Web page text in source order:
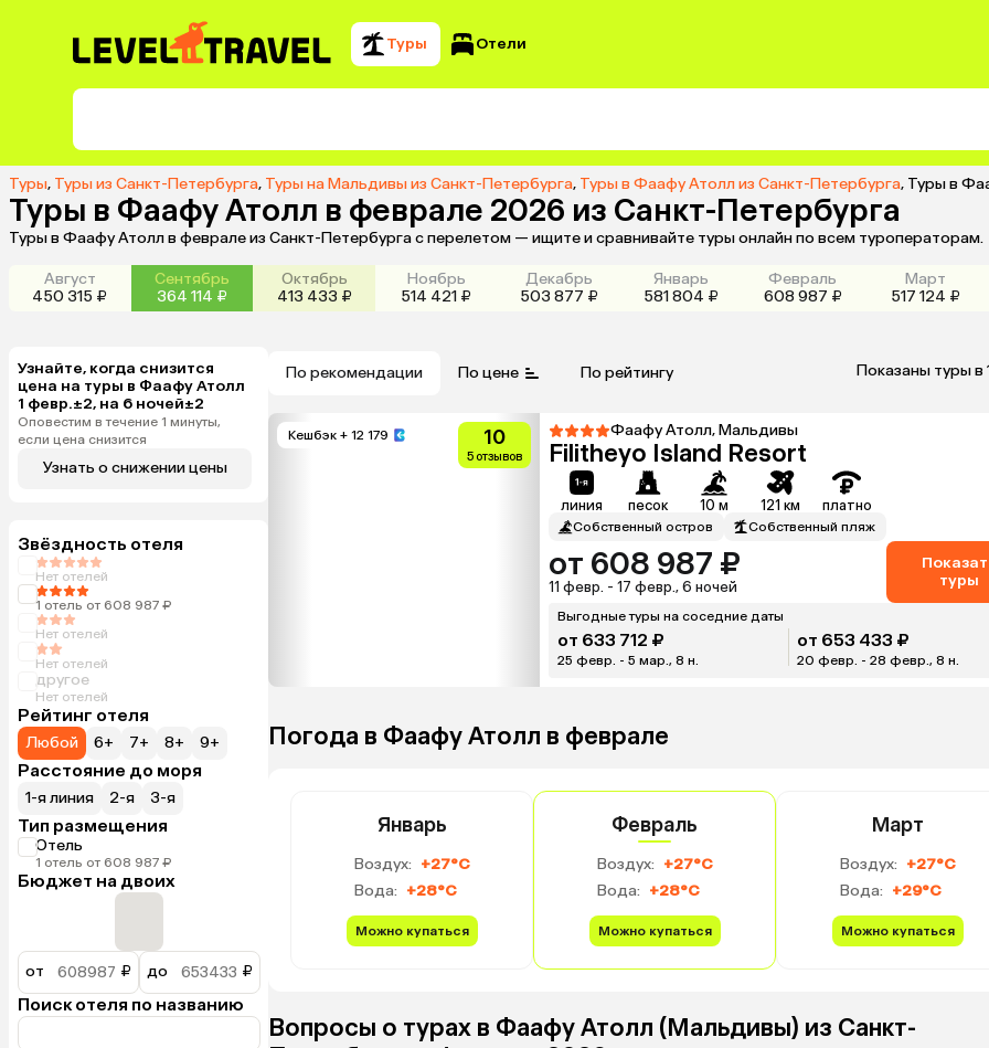
Туры Отели
Туры, Туры из Санкт-Петербурга, Туры на Мальдивы из Санкт-Петербурга, Туры в Фаафу Атолл из Санкт-Петербурга, Туры в
Туры в Фаафу Атолл в феврале 2026 из Санкт-Петербурга
Туры в Фаафу Атолл в феврале из Санкт-Петербурга с перелетом — ищите и сравнивайте туры онлайн по всем туроператорам.
Август
450 315 ₽
Сентябрь
364 114 ₽
Октябрь
413 433 ₽
Ноябрь
514 421 ₽
Декабрь
503 877 ₽
Январь
581 804 ₽
Февраль
608 987 ₽
Март
517 124 ₽
Узнайте, когда снизится
цена на туры в Фаафу Атолл
1 февр.±2, на 6 ночей±2
Оповестим в течение 1 минуты,
если цена снизится
Узнать о снижении цены
Звёздность отеля
Нет отелей
1 отель от 608 987 ₽
Нет отелей
Нет отелей
другое
Нет отелей
Рейтинг отеля
Любой 6+ 7+ 8+ 9+
Расстояние до моря
1-я линия 2-я 3-я
Тип размещения
Отель
1 отель от 608 987 ₽
Бюджет на двоих
от ₽ до ₽
Поиск отеля по названию
По рекомендации По цене По рейтингу Показаны туры в
Кешбэк + 12 179 10
5 отзывов
Фаафу Атолл, Мальдивы
Filitheyo Island Resort
линия песок 10 м 121 км платно
Собственный остров Собственный пляж
от 608 987 ₽
11 февр. - 17 февр., 6 ночей
туры
Выгодные туры на соседние даты
от 633 712 ₽
25 февр. - 5 мар., 8 н.
от 653 433 ₽
20 февр. - 28 февр., 8 н.
Погода в Фаафу Атолл в феврале
Январь
Воздух: +27°C
Вода: +28°C
Можно купаться
Февраль
Воздух: +27°C
Вода: +28°C
Можно купаться
Март
Воздух: +27°C
Вода: +29°C
Можно купаться
Вопросы о турах в Фаафу Атолл (Мальдивы) из Санкт-